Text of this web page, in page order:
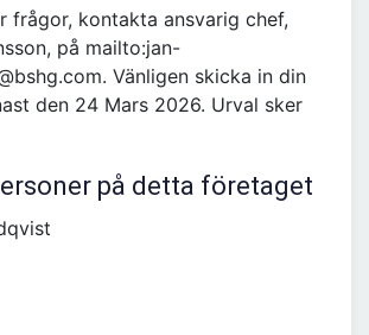
frågor, kontakta ansvarig chef,
på mailto:jan-
Vänligen skicka in din
den 24 Mars 2026. Urval sker
på detta företaget